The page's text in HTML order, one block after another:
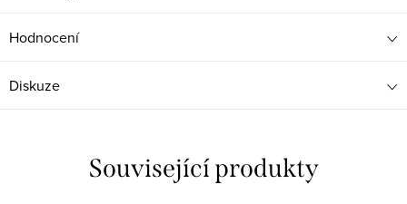
Hodnocení
Diskuze
Související produkty